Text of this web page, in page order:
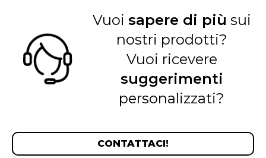
Vuoi sapere di più sui
nostri prodotti?
Vuoi ricevere
suggerimenti
personalizzati?
CONTATTACI!